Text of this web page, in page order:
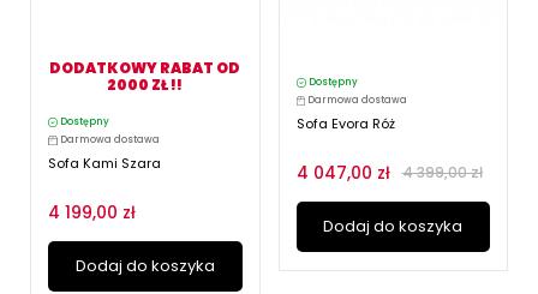
DODATKOWY RABAT OD
2000 ZŁ !!
Dostępny
Darmowa dostawa
Sofa Kami Szara
4 199,00 zł
Dodaj do koszyka
Dostępny
Darmowa dostawa
Sofa Evora Róż
4 047,00 zł 4 399,00 zł
Dodaj do koszyka